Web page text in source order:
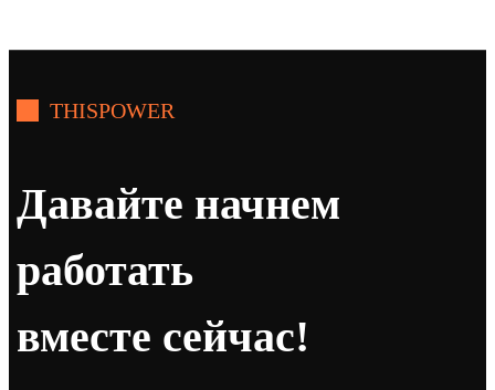
THISPOWER
Давайте начнем
работать
вместе сейчас!